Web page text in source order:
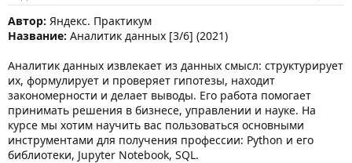
ы
л
а
Автор: Яндекс. Практикум
Название: Аналитик данных [3/6] (2021)
Аналитик данных извлекает из данных смысл: структурирует
их, формулирует и проверяет гипотезы, находит
закономерности и делает выводы. Его работа помогает
принимать решения в бизнесе, управлении и науке. На
курсе мы хотим научить вас пользоваться основными
инструментами для получения профессии: Python и его
библиотеки, Jupyter Notebook, SQL.